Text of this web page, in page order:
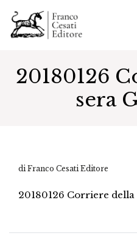
20180126
sera
di Franco Cesati Editore
20180126 Corriere della